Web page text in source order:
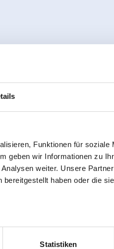
Funktionen für soziale
geben wir Informationen zu
weiter. Unsere
haben oder die
Statistiken